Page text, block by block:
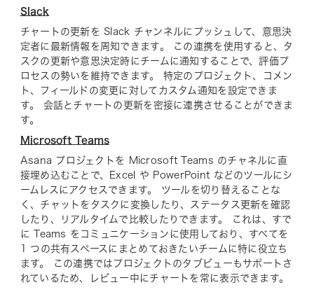
Slack
チャートの更新を Slack チャンネルにプッシュして、意思決
定者に最新情報を周知できます。 この連携を使用すると、タ
スクの更新や意思決定時にチームに通知することで、評価プ
ロセスの勢いを維持できます。 特定のプロジェクト、コメン
ト、フィールドの変更に対してカスタム通知を設定できま
す。 会話とチャートの更新を密接に連携させることができま
す。
Microsoft Teams
Asana プロジェクトを Microsoft Teams のチャネルに直
接埋め込むことで、Excel や PowerPoint などのツールにシ
ームレスにアクセスできます。 ツールを切り替えることな
く、チャットをタスクに変換したり、ステータス更新を確認
したり、リアルタイムで比較したりできます。 これは、すで
に Teams をコミュニケーションに使用しており、すべてを
1 つの共有スペースにまとめておきたいチームに特に役立ち
ます。 この連携ではプロジェクトのタブビューもサポートさ
れているため、レビュー中にチャートを常に表示できます。